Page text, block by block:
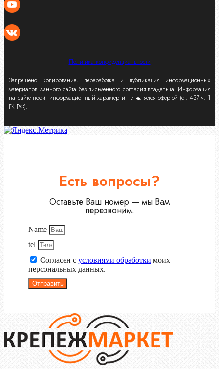
Политика конфиденциальности
Запрещено копирование, переработка и публикация информационных
материалов данного сайта без письменного согласия владельца. Информация
на сайте носит информационный характер и не является офертой (ст. 437 ч. 1
ГК РФ).
Есть вопросы?
Оставьте Ваш номер — мы Вам
перезвоним.
Name
tel
Согласен с условиями обработки моих
персональных данных.
Отправить